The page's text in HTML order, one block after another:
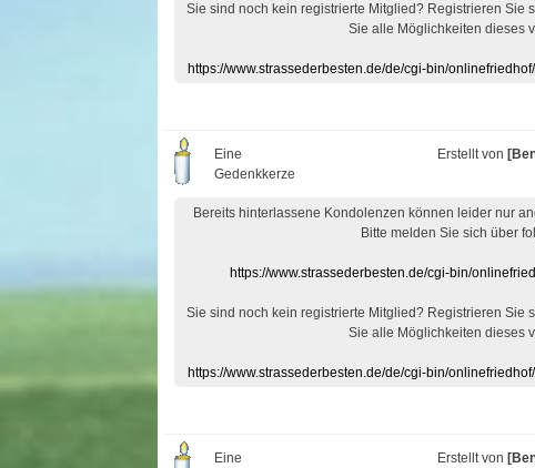
Sie sind noch kein registrierte Mitglied? Registrieren Sie
Sie alle Möglichkeiten dieses
https://www.strassederbesten.de/de/cgi-bin/
Eine
Gedenkkerze
Erstellt von
Bereits hinterlassene Kondolenzen können leider nur
Bitte melden Sie sich über
https://www.strassederbesten.de/cgi-bin/
Sie sind noch kein registrierte Mitglied? Registrieren Sie
Sie alle Möglichkeiten dieses
https://www.strassederbesten.de/de/cgi-bin/
Eine
Erstellt von